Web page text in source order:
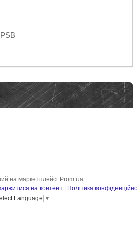
на маркетплейсі Prom.ua
на контент
Політика
Language ▼